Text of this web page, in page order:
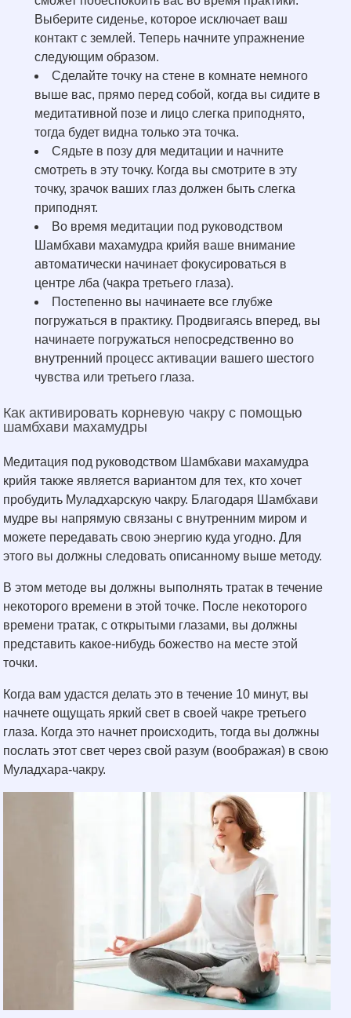
Выберите сиденье, которое исключает ваш
контакт с землей. Теперь начните упражнение
следующим образом.
Сделайте точку на стене в комнате немного
выше вас, прямо перед собой, когда вы сидите в
медитативной позе и лицо слегка приподнято,
тогда будет видна только эта точка.
Сядьте в позу для медитации и начните
смотреть в эту точку. Когда вы смотрите в эту
точку, зрачок ваших глаз должен быть слегка
приподнят.
Во время медитации под руководством
Шамбхави махамудра крийя ваше внимание
автоматически начинает фокусироваться в
центре лба (чакра третьего глаза).
Постепенно вы начинаете все глубже
погружаться в практику. Продвигаясь вперед, вы
начинаете погружаться непосредственно во
внутренний процесс активации вашего шестого
чувства или третьего глаза.
Как активировать корневую чакру с помощью
шамбхави махамудры
Медитация под руководством Шамбхави махамудра
крийя также является вариантом для тех, кто хочет
пробудить Муладхарскую чакру. Благодаря Шамбхави
мудре вы напрямую связаны с внутренним миром и
можете передавать свою энергию куда угодно. Для
этого вы должны следовать описанному выше методу.
В этом методе вы должны выполнять тратак в течение
некоторого времени в этой точке. После некоторого
времени тратак, с открытыми глазами, вы должны
представить какое-нибудь божество на месте этой
точки.
Когда вам удастся делать это в течение 10 минут, вы
начнете ощущать яркий свет в своей чакре третьего
глаза. Когда это начнет происходить, тогда вы должны
послать этот свет через свой разум (воображая) в свою
Муладхара-чакру.